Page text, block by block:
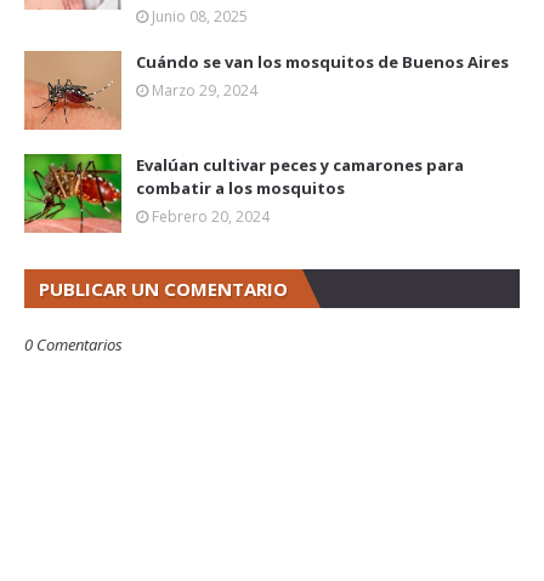
Junio 08, 2025
Cuándo se van los mosquitos de Buenos Aires
Marzo 29, 2024
Evalúan cultivar peces y camarones para
combatir a los mosquitos
Febrero 20, 2024
PUBLICAR UN COMENTARIO
0 Comentarios